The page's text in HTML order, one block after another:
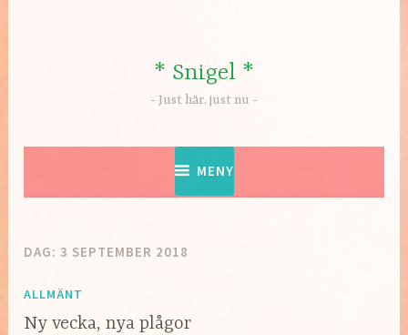
* Snigel *
Just här, just nu
MENY
DAG:3 SEPTEMBER 2018
ALLMÄNT
Ny vecka, nya plågor